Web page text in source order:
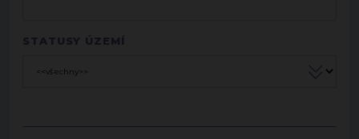
STATUSY ÚZEMÍ